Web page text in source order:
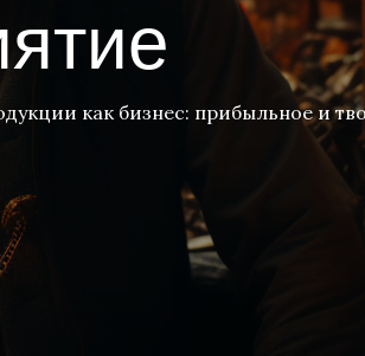
как бизнес: прибыльное и